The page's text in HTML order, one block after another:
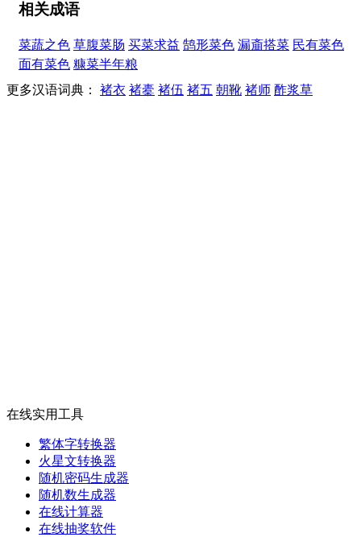
相关成语
菜蔬之色 草腹菜肠 买菜求益 鹄形菜色 漏齑搭菜 民有菜色
面有菜色 糠菜半年粮
更多汉语词典： 褚衣 褚橐 褚伍 褚五 朝靴 褚师 酢浆草
在线实用工具
繁体字转换器
火星文转换器
随机密码生成器
随机数生成器
在线计算器
在线抽奖软件